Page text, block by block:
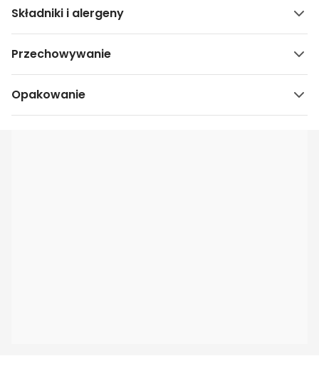
Składniki i alergeny
Przechowywanie
Opakowanie